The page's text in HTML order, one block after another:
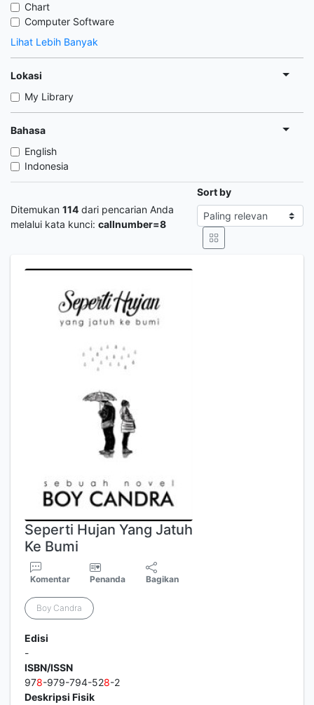
Chart
Computer Software
Lihat Lebih Banyak
Lokasi
My Library
Bahasa
English
Indonesia
Ditemukan 114 dari pencarian Anda
melalui kata kunci: callnumber=8
Sort by
Seperti Hujan Yang Jatuh
Ke Bumi
Komentar Penanda Bagikan
Boy Candra
Edisi
-
ISBN/ISSN
978-979-794-528-2
Deskripsi Fisik